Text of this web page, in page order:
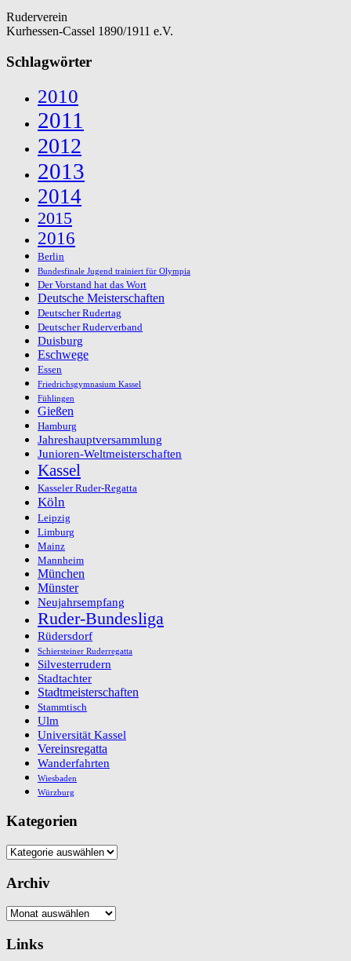
Ruderverein
Kurhessen-Cassel 1890/1911 e.V.
Schlagwörter
2010
2011
2012
2013
2014
2015
2016
Berlin
Bundesfinale Jugend trainiert für Olympia
Der Vorstand hat das Wort
Deutsche Meisterschaften
Deutscher Rudertag
Deutscher Ruderverband
Duisburg
Eschwege
Essen
Friedrichsgymnasium Kassel
Fühlingen
Gießen
Hamburg
Jahreshauptversammlung
Junioren-Weltmeisterschaften
Kassel
Kasseler Ruder-Regatta
Köln
Leipzig
Limburg
Mainz
Mannheim
München
Münster
Neujahrsempfang
Ruder-Bundesliga
Rüdersdorf
Schiersteiner Ruderregatta
Silvesterrudern
Stadtachter
Stadtmeisterschaften
Stammtisch
Ulm
Universität Kassel
Vereinsregatta
Wanderfahrten
Wiesbaden
Würzburg
Kategorien
Kategorien
Archiv
Archiv
Links